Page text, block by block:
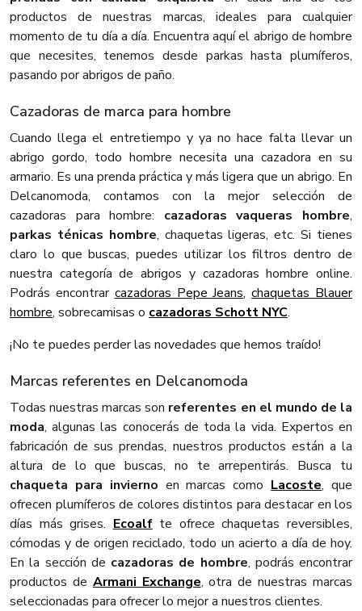
productos de nuestras marcas, ideales para cualquier
momento de tu día a día. Encuentra aquí el abrigo de hombre
que necesites, tenemos desde parkas hasta plumíferos,
pasando por abrigos de paño.
Cazadoras de marca para hombre
Cuando llega el entretiempo y ya no hace falta llevar un
abrigo gordo, todo hombre necesita una cazadora en su
armario. Es una prenda práctica y más ligera que un abrigo. En
Delcanomoda, contamos con la mejor selección de
cazadoras para hombre: cazadoras vaqueras hombre,
parkas ténicas hombre, chaquetas ligeras, etc. Si tienes
claro lo que buscas, puedes utilizar los filtros dentro de
nuestra categoría de abrigos y cazadoras hombre online.
Podrás encontrar cazadoras Pepe Jeans,chaquetas Blauer
hombre, sobrecamisas o cazadoras Schott NYC.
¡No te puedes perder las novedades que hemos traído!
Marcas referentes en Delcanomoda
Todas nuestras marcas son referentes en el mundo de la
moda, algunas las conocerás de toda la vida. Expertos en
fabricación de sus prendas, nuestros productos están a la
altura de lo que buscas, no te arrepentirás. Busca tu
chaqueta para invierno en marcas como Lacoste, que
ofrecen plumíferos de colores distintos para destacar en los
días más grises. Ecoalfte ofrece chaquetas reversibles,
cómodas y de origen reciclado, todo un acierto a día de hoy.
En la sección de cazadoras de hombre, podrás encontrar
productos de Armani Exchange, otra de nuestras marcas
seleccionadas para ofrecer lo mejor a nuestros clientes.